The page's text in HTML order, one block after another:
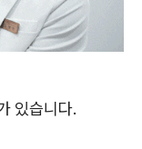
있습니다.